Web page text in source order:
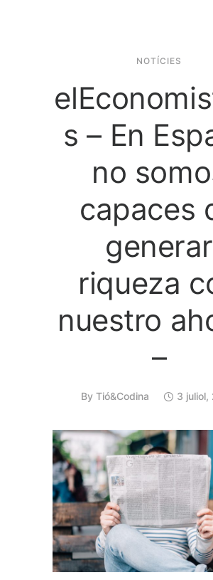
NOTÍCIES
s – En
no
capaces
generar
riqueza
nuestro
–
By Tió&Codina 3 juliol,